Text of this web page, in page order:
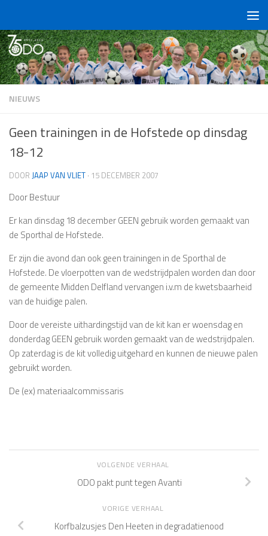
NIEUWS
Geen trainingen in de Hofstede op dinsdag
18-12
DOOR JAAP VAN VLIET · 15 DECEMBER 2007
Door Bestuur
Er kan dinsdag 18 december GEEN gebruik worden gemaakt van
de Sporthal de Hofstede.
Er zijn die avond dan ook geen trainingen in de Sporthal de
Hofstede. De vloerpotten van de wedstrijdpalen worden dan door
de gemeente Midden Delfland vervangen i.v.m de kwetsbaarheid
van de huidige palen.
Door de vereiste uithardingstijd van de kit kan er woensdag en
donderdag GEEN gebruik worden gemaakt van de wedstrijdpalen.
Op zaterdag is de kit volledig uitgehard en kunnen de nieuwe palen
gebruikt worden.
De (ex) materiaalcommissaris
VOLGENDE VERHAAL
ODO pakt punt tegen Avanti
VORIGE VERHAAL
Korfbalzusjes Den Heeten in degradatienood